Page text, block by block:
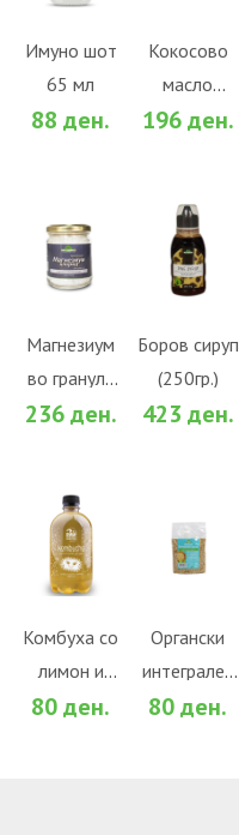
Имуно шот
65 мл
88 ден.
Во желби
За споредба
Кокосово
масло
(180гр.)
196 ден.
Во желби
За споредба
Магнезиум
во гранули
(132гр.)
236 ден.
ВО
КОШНИЧКА
Во желби
За споредба
Боров сируп
(250гр.)
423 ден.
ВО
КОШНИЧКА
За споредба
Комбуха со
лимон и
ѓумбир
80 ден.
ВО
КОШНИЧКА
Во желби
За споредба
Органски
интегрален
сусам
80 ден.
ВО
Во желби
За споредба